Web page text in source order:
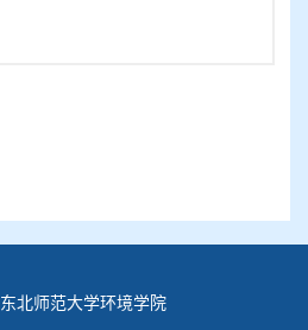
东北师范大学环境学院